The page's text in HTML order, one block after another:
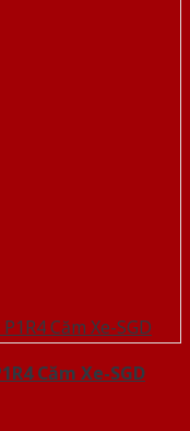
Căm Xe-SGD